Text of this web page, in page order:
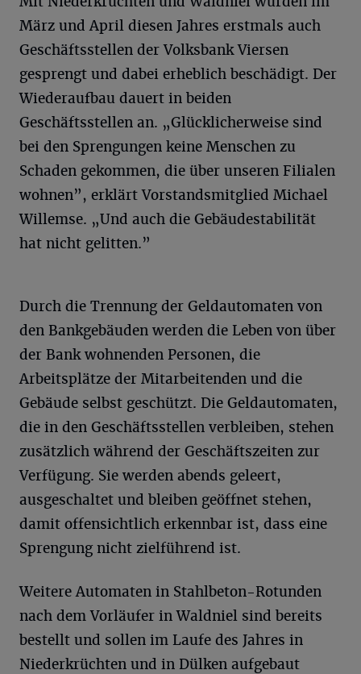
März und April diesen Jahres erstmals auch
Geschäftsstellen der Volksbank Viersen
gesprengt und dabei erheblich beschädigt. Der
Wiederaufbau dauert in beiden
Geschäftsstellen an. „Glücklicherweise sind
bei den Sprengungen keine Menschen zu
Schaden gekommen, die über unseren Filialen
wohnen”, erklärt Vorstandsmitglied Michael
Willemse. „Und auch die Gebäudestabilität
hat nicht gelitten.”
Durch die Trennung der Geldautomaten von
den Bankgebäuden werden die Leben von über
der Bank wohnenden Personen, die
Arbeitsplätze der Mitarbeitenden und die
Gebäude selbst geschützt. Die Geldautomaten,
die in den Geschäftsstellen verbleiben, stehen
zusätzlich während der Geschäftszeiten zur
Verfügung. Sie werden abends geleert,
ausgeschaltet und bleiben geöffnet stehen,
damit offensichtlich erkennbar ist, dass eine
Sprengung nicht zielführend ist.
Weitere Automaten in Stahlbeton-Rotunden
nach dem Vorläufer in Waldniel sind bereits
bestellt und sollen im Laufe des Jahres in
Niederkrüchten und in Dülken aufgebaut